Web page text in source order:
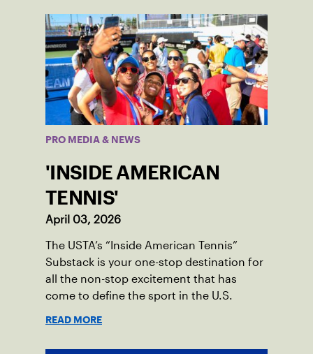
PRO MEDIA & NEWS
'INSIDE AMERICAN
TENNIS'
April 03, 2026
The USTA’s “Inside American Tennis”
Substack is your one-stop destination for
all the non-stop excitement that has
come to define the sport in the U.S.
READ MORE